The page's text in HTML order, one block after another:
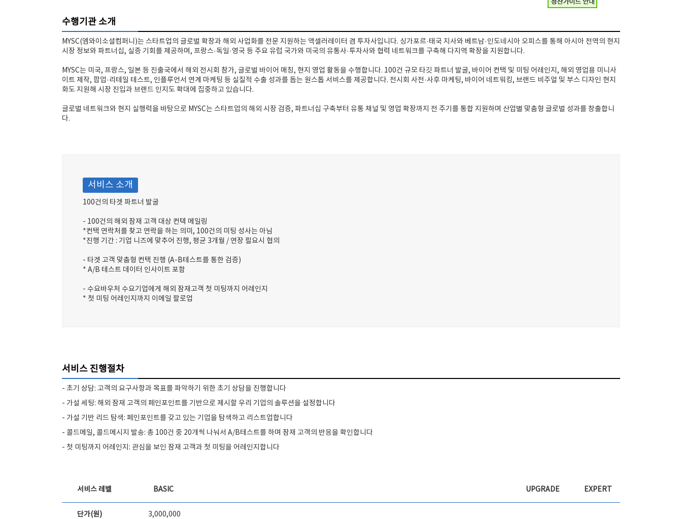
수행기관 소개
MYSC(엠와이소셜컴퍼니)는 스타트업의 글로벌 확장과 해외 사업화를 전문 지원하는 액셀러레이터 겸 투자사입니다. 싱가포르·태국 지사와 베트남·인도네시아 오피스를 통해 아시아 전역의 현지
시장 정보와 파트너십, 실증 기회를 제공하며, 프랑스·독일·영국 등 주요 유럽 국가와 미국의 유통사·투자사와 협력 네트워크를 구축해 다지역 확장을 지원합니다.
MYSC는 미국, 프랑스, 일본 등 진출국에서 해외 전시회 참가, 글로벌 바이어 매칭, 현지 영업 활동을 수행합니다. 100건 규모 타깃 파트너 발굴, 바이어 컨택 및 미팅 어레인지, 해외 영업용 미니사
이트 제작, 팝업·리테일 테스트, 인플루언서 연계 마케팅 등 실질적 수출 성과를 돕는 원스톱 서비스를 제공합니다. 전시회 사전·사후 마케팅, 바이어 네트워킹, 브랜드 비주얼 및 부스 디자인 현지
화도 지원해 시장 진입과 브랜드 인지도 확대에 집중하고 있습니다.
글로벌 네트워크와 현지 실행력을 바탕으로 MYSC는 스타트업의 해외 시장 검증, 파트너십 구축부터 유통 채널 및 영업 확장까지 전 주기를 통합 지원하며 산업별 맞춤형 글로벌 성과를 창출합니
다.
서비스 소개
100건의 타겟 파트너 발굴
- 100건의 해외 잠재 고객 대상 컨텍 메일링
*컨택 연락처를 찾고 연락을 하는 의미, 100건의 미팅 성사는 아님
*진행 기간 : 기업 니즈에 맞추어 진행, 평균 3개월 / 연장 필요시 협의
- 타겟 고객 맞춤형 컨택 진행 (A-B테스트를 통한 검증)
* A/B 테스트 데이터 인사이트 포함
- 수요바우처 수요기업에게 해외 잠재고객 첫 미팅까지 어레인지
* 첫 미팅 어레인지까지 이메일 팔로업
서비스 진행절차
- 초기 상담: 고객의 요구사항과 목표를 파악하기 위한 초기 상담을 진행합니다
- 가설 세팅: 해외 잠재 고객의 페인포인트를 기반으로 제시할 우리 기업의 솔루션을 설정합니다
- 가설 기반 리드 탐색: 페인포인트를 갖고 있는 기업을 탐색하고 리스트업합니다
- 콜드메일, 콜드메시지 발송: 총 100건 중 20개씩 나눠서 A/B테스트를 하며 잠재 고객의 반응을 확인합니다
- 첫 미팅까지 어레인지: 관심을 보인 잠재 고객과 첫 미팅을 어레인지합니다
서비스 레벨 BASIC UPGRADE EXPERT
단가(원) 3,000,000